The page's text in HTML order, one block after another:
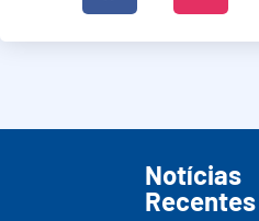
Notícias
Recentes